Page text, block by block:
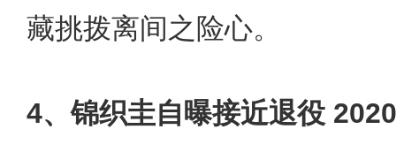
藏挑拨离间之险心。
4、锦织圭自曝接近退役